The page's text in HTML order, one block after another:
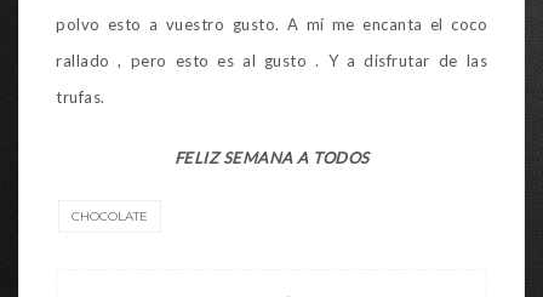
polvo esto a vuestro gusto. A mí me encanta el coco
rallado , pero esto es al gusto . Y a disfrutar de las
trufas.
FELIZ SEMANA A TODOS
CHOCOLATE